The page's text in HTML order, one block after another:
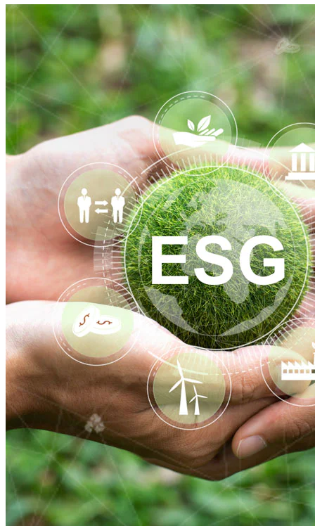
Giá cổ phiếu
REE--
Thay đổi (%)
(so với hôm qua)--
Cập nhật #date, #time